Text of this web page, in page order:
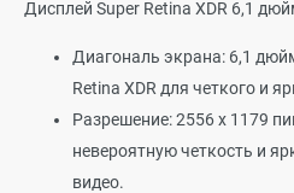
Дисплей Super Retina XDR 6,1
Диагональ экрана: 6,1
Retina XDR для четкого и
Разрешение: 2556 x 1179
невероятную четкость и
видео.